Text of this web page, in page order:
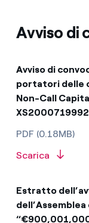
Avviso di
Avviso di
portatori delle
Non-Call
PDF (0.18MB)
Scarica
Estratto